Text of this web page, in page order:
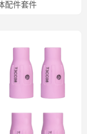
配件套件